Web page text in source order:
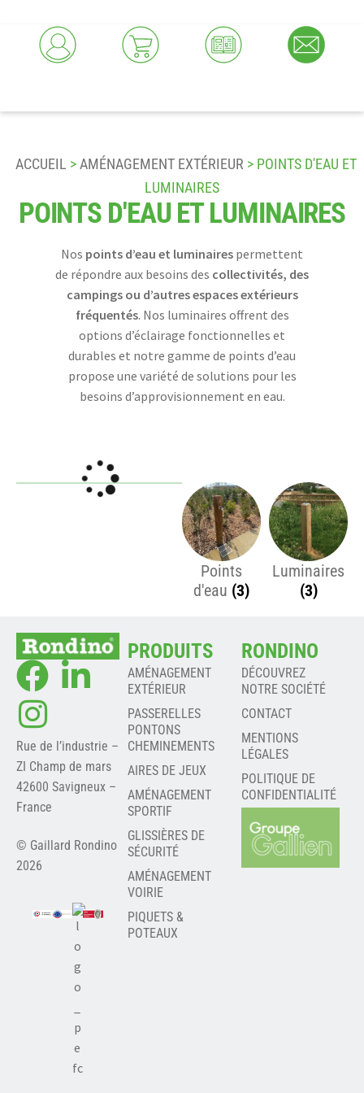
ACCUEIL > AMÉNAGEMENT EXTÉRIEUR > POINTS D'EAU ET
LUMINAIRES
POINTS D'EAU ET LUMINAIRES
Nos points d’eau et luminaires permettent
de répondre aux besoins des collectivités, des
campings ou d’autres espaces extérieurs
fréquentés. Nos luminaires offrent des
options d’éclairage fonctionnelles et
durables et notre gamme de points d’eau
propose une variété de solutions pour les
besoins d’approvisionnement en eau.
Points
d'eau (3)
Luminaires
(3)
Rue de l’industrie –
ZI Champ de mars
42600 Savigneux –
France
© Gaillard Rondino
2026
PRODUITS
AMÉNAGEMENT
EXTÉRIEUR
PASSERELLES
PONTONS
CHEMINEMENTS
AIRES DE JEUX
AMÉNAGEMENT
SPORTIF
GLISSIÈRES DE
SÉCURITÉ
AMÉNAGEMENT
VOIRIE
PIQUETS &
POTEAUX
RONDINO
DÉCOUVREZ
NOTRE SOCIÉTÉ
CONTACT
MENTIONS
LÉGALES
POLITIQUE DE
CONFIDENTIALITÉ